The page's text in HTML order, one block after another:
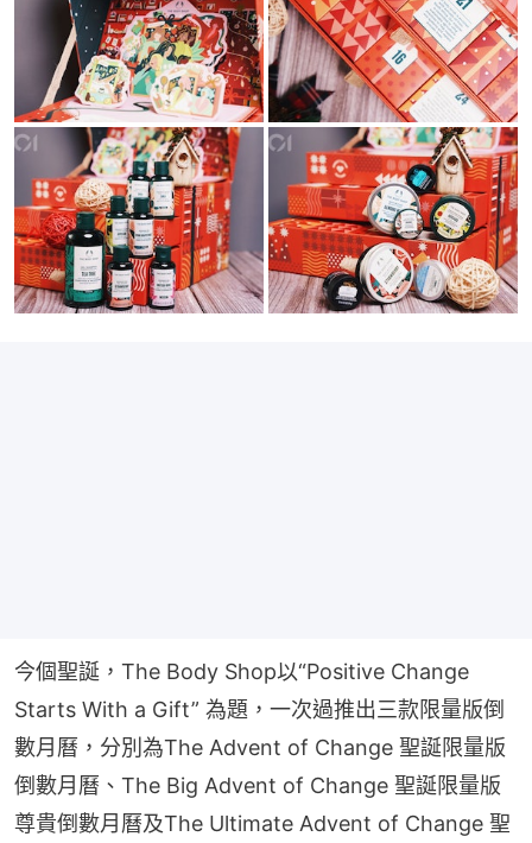
今個聖誕，The Body Shop以“Positive Change
Starts With a Gift” 為題，一次過推出三款限量版倒
數月曆，分別為The Advent of Change 聖誕限量版
倒數月曆、The Big Advent of Change 聖誕限量版
尊貴倒數月曆及The Ultimate Advent of Change 聖